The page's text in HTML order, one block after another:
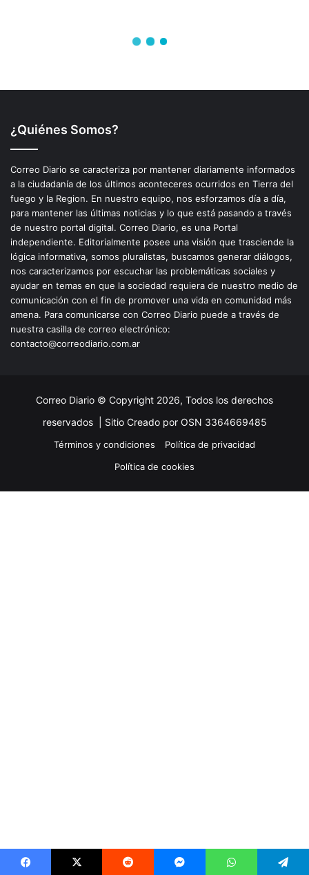
¿Quiénes Somos?
Correo Diario se caracteriza por mantener diariamente informados
a la ciudadanía de los últimos aconteceres ocurridos en Tierra del
fuego y la Region. En nuestro equipo, nos esforzamos día a día,
para mantener las últimas noticias y lo que está pasando a través
de nuestro portal digital. Correo Diario, es una Portal
independiente. Editorialmente posee una visión que trasciende la
lógica informativa, somos pluralistas, buscamos generar diálogos,
nos caracterizamos por escuchar las problemáticas sociales y
ayudar en temas en que la sociedad requiera de nuestro medio de
comunicación con el fin de promover una vida en comunidad más
amena. Para comunicarse con Correo Diario puede a través de
nuestra casilla de correo electrónico:
contacto@correodiario.com.ar
Correo Diario © Copyright 2026, Todos los derechos
reservados | Sitio Creado por OSN 3364669485
Términos y condiciones
Política de privacidad
Política de cookies